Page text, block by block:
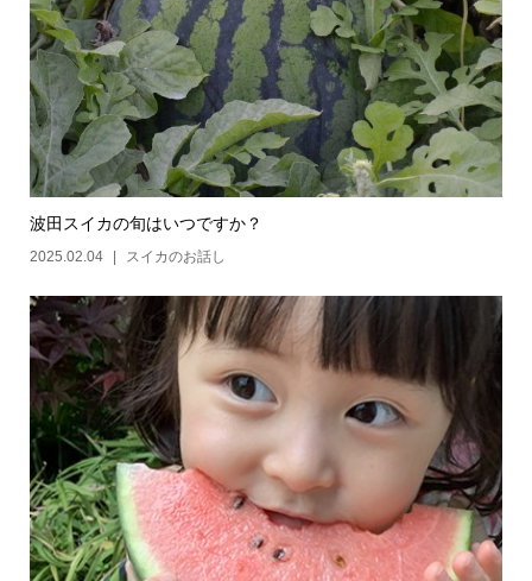
波田スイカの旬はいつですか？
2025.02.04 スイカのお話し